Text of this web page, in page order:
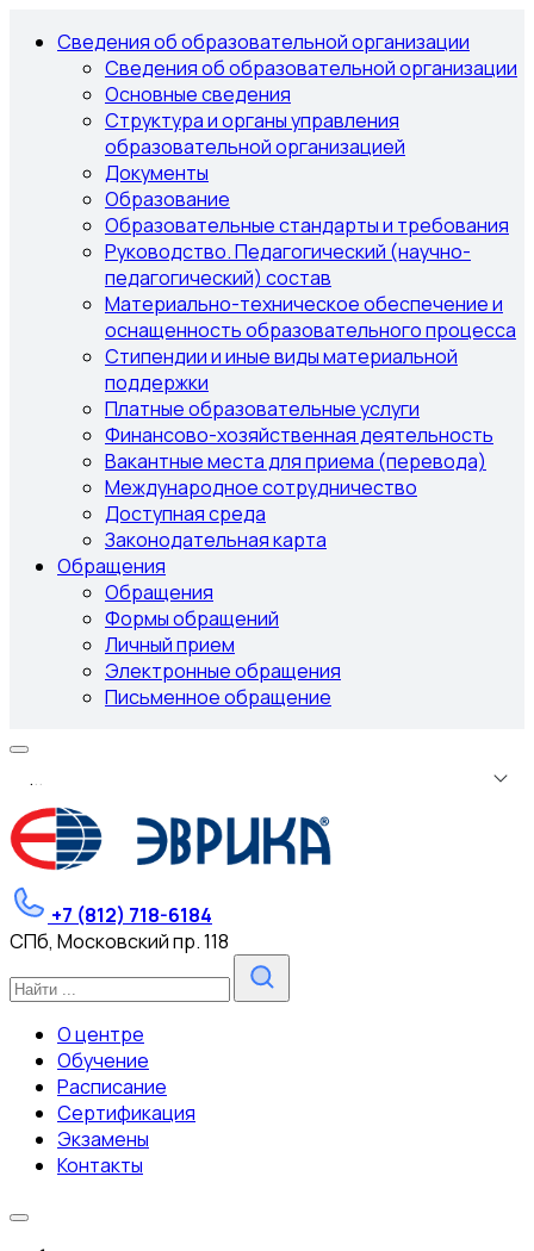
Сведения об образовательной организации
Сведения об образовательной организации
Основные сведения
Структура и органы управления
образовательной организацией
Документы
Образование
Образовательные стандарты и требования
Руководство. Педагогический (научно-
педагогический) состав
Материально-техническое обеспечение и
оснащенность образовательного процесса
Стипендии и иные виды материальной
поддержки
Платные образовательные услуги
Финансово-хозяйственная деятельность
Вакантные места для приема (перевода)
Международное сотрудничество
Доступная среда
Законодательная карта
Обращения
Обращения
Формы обращений
Личный прием
Электронные обращения
Письменное обращение
...
+7 (812) 718-6184
СПб, Московский пр. 118
О центре
Обучение
Расписание
Сертификация
Экзамены
Контакты